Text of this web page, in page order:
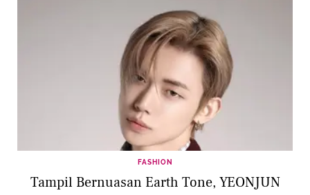
FASHION
Tampil Bernuasan Earth Tone, YEONJUN